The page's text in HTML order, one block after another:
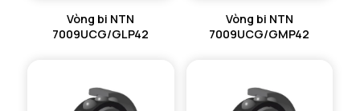
Vòng bi NTN
7009UCG/GLP42
Vòng bi NTN
7009UCG/GMP42